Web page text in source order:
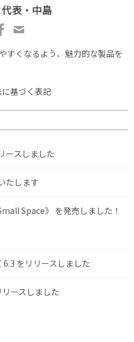
表・中島
すくなるよう、魅力的な製品を
基づく表記
ースしました
たします
Space》 を発売しました！
をリリースしました
ースしました